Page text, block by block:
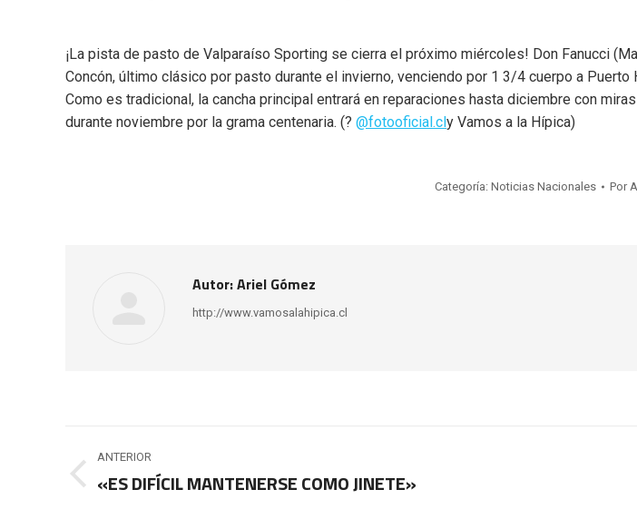
¡La pista de pasto de Valparaíso Sporting se cierra el próximo miércoles! Don Fanucci
Concón, último clásico por pasto durante el invierno, venciendo por 1 3/4 cuerpo a
Como es tradicional, la cancha principal entrará en reparaciones hasta diciembre con
durante noviembre por la grama centenaria. (? @fotooficial.cly Vamos a la Hípica)
Categoría: Noticias Nacionales Por
Autor:Ariel Gómez
http://www.vamosalahipica.cl
Navegación
entre
ANTERIOR
Publicación
«ES DIFÍCIL MANTENERSE COMO JINETE»